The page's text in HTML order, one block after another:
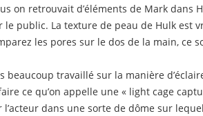
on retrouvait d’éléments de Mark dans
le public. La texture de peau de Hulk est
les pores sur le dos de la main, ce
beaucoup travaillé sur la manière
ce qu’on appelle une « light cage
dans une sorte de dôme sur